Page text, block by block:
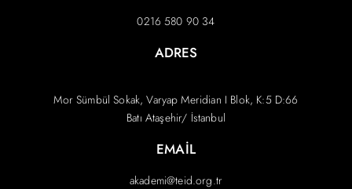
0216 580 90 34
ADRES
Mor Sümbül Sokak, Varyap Meridian I Blok, K:5 D:66
Batı Ataşehir/ İstanbul
EMAIL
akademi@teid.org.tr